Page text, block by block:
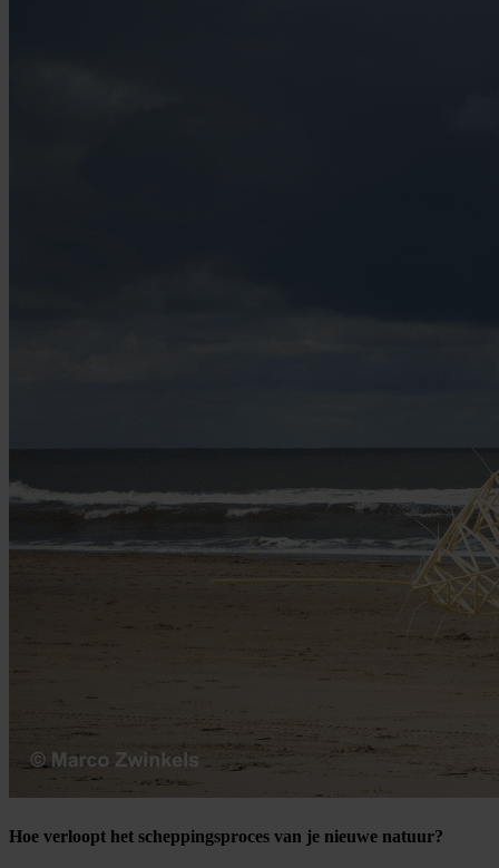
Hoe verloopt het scheppingsproces van je nieuwe natuur?